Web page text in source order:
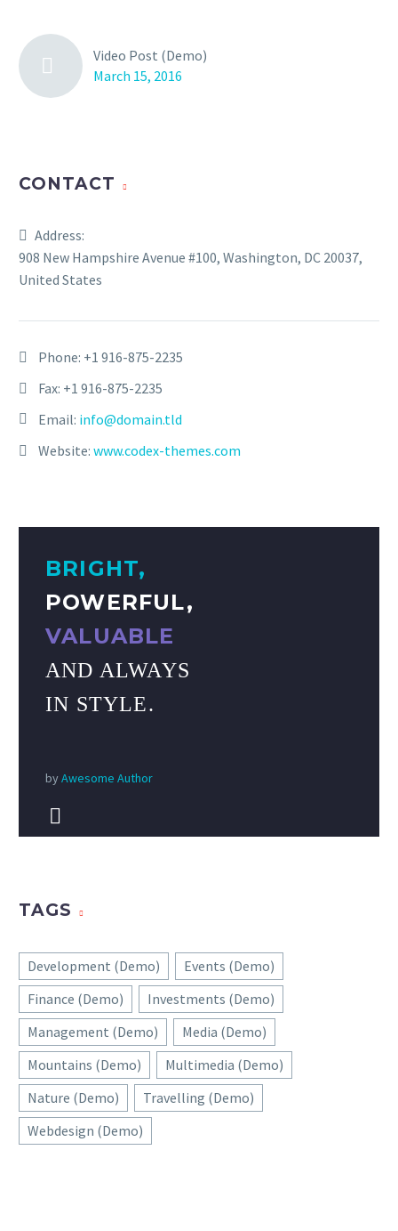
Video Post (Demo)
March 15, 2016
CONTACT
Address:
908 New Hampshire Avenue #100, Washington, DC 20037,
United States
Phone: +1 916-875-2235
Fax: +1 916-875-2235
Email: info@domain.tld
Website: www.codex-themes.com
BRIGHT,
POWERFUL,
VALUABLE
AND ALWAYS
IN STYLE.
byAwesome Author


TAGS
Development (Demo)
Events (Demo)
Finance (Demo)
Investments (Demo)
Management (Demo)
Media (Demo)
Mountains (Demo)
Multimedia (Demo)
Nature (Demo)
Travelling (Demo)
Webdesign (Demo)